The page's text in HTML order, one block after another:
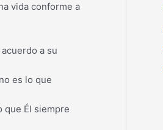
vida conforme a
a su
es lo que
que Él siempre